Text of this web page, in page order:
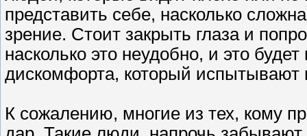
представить себе, насколько
зрение. Стоит закрыть глаза и
насколько это неудобно, и это
дискомфорта, который испытывают
К сожалению, многие из тех, кому